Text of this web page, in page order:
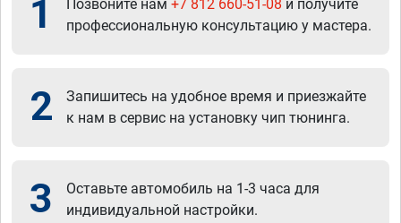
1 Позвоните нам +7 812 660-51-08 и получите
профессиональную консультацию у мастера.
2
Запишитесь на удобное время и приезжайте
к нам в сервис на установку чип тюнинга.
3
Оставьте автомобиль на 1-3 часа для
индивидуальной настройки.